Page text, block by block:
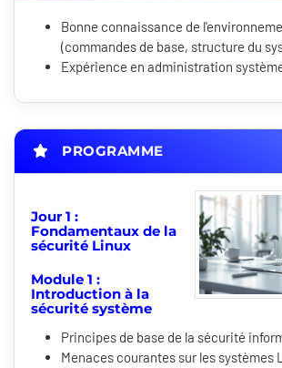
Bonne connaissance de
(commandes de base, structure du
Expérience en administration
PROGRAMME
Jour 1 :
Fondamentaux de la
sécurité Linux
Module 1 :
Introduction à la
sécurité système
Principes de base de la sécurité
Menaces courantes sur les systèmes